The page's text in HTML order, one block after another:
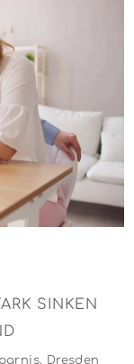
SINKEN
Dresden